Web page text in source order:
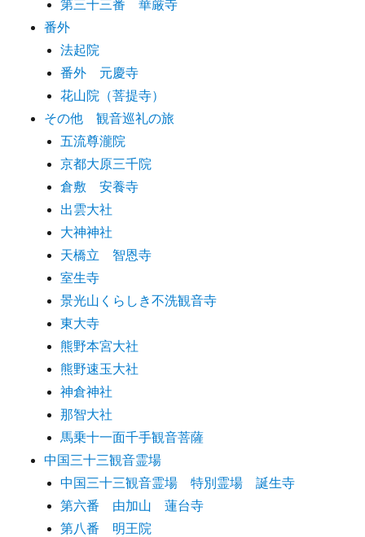
第三十三番 華厳寺
番外
法起院
番外 元慶寺
花山院（菩提寺）
その他 観音巡礼の旅
五流尊瀧院
京都大原三千院
倉敷 安養寺
出雲大社
大神神社
天橋立 智恩寺
室生寺
景光山くらしき不洗観音寺
東大寺
熊野本宮大社
熊野速玉大社
神倉神社
那智大社
馬乗十一面千手観音菩薩
中国三十三観音霊場
中国三十三観音霊場 特別霊場 誕生寺
第六番 由加山 蓮台寺
第八番 明王院